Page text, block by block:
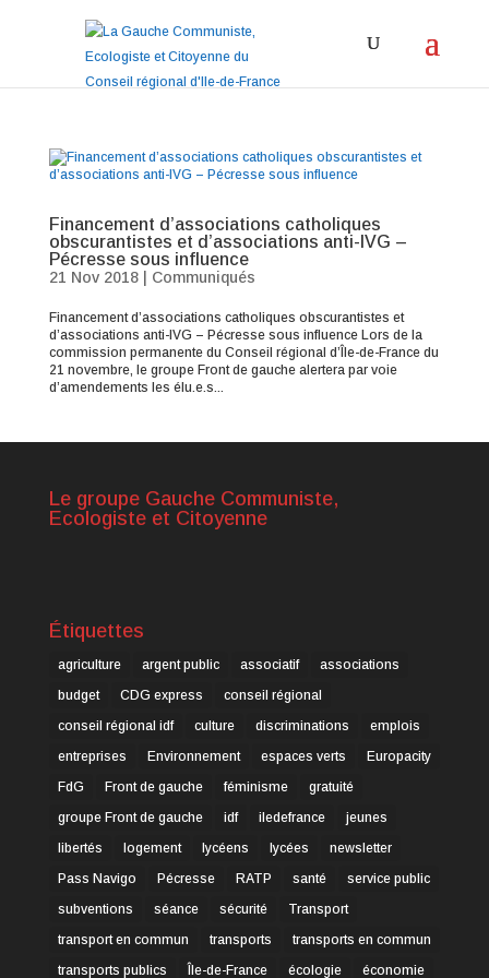
Financement d’associations catholiques
obscurantistes et d’associations anti-IVG –
Pécresse sous influence
21 Nov 2018| Communiqués
Financement d’associations catholiques obscurantistes et
d’associations anti-IVG – Pécresse sous influence Lors de la
commission permanente du Conseil régional d’Île-de-France du
21 novembre, le groupe Front de gauche alertera par voie
d’amendements les élu.e.s...
Le groupe Gauche Communiste,
Ecologiste et Citoyenne
Étiquettes
agriculture argent public associatif
associations
budget
CDG express
conseil régional
conseil régional idf
culture discriminations
emplois
entreprises
Environnement espaces verts
Europacity
FdG
Front de gauche féminisme
gratuité
groupe Front de gauche
idf iledefrance
jeunes
libertés
logement lycéens lycées
newsletter
Pass Navigo
Pécresse RATP santé
service public
subventions
séance sécurité
Transport
transport en commun
transports
transports en commun
transports publics
Île-de-France écologie économie